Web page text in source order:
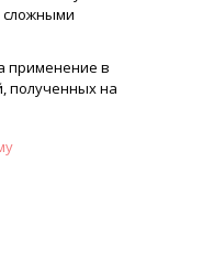
сложными
применение в
полученных на